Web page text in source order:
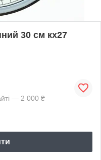
30 см кх27
— 2 000 ₴